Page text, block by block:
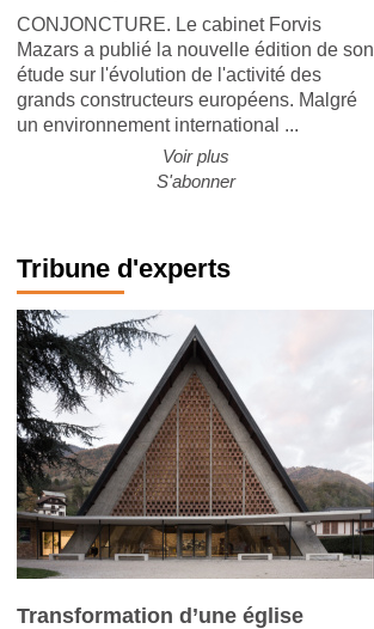
CONJONCTURE. Le cabinet Forvis
Mazars a publié la nouvelle édition de son
étude sur l'évolution de l'activité des
grands constructeurs européens. Malgré
un environnement international ...
Voir plus
S'abonner
Tribune d'experts
Transformation d’une église